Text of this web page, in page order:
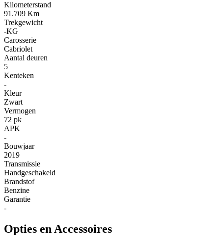
Kilometerstand
91.709 Km
Trekgewicht
-KG
Carosserie
Cabriolet
Aantal deuren
5
Kenteken
-
Kleur
Zwart
Vermogen
72 pk
APK
-
Bouwjaar
2019
Transmissie
Handgeschakeld
Brandstof
Benzine
Garantie
-
Opties en Accessoires